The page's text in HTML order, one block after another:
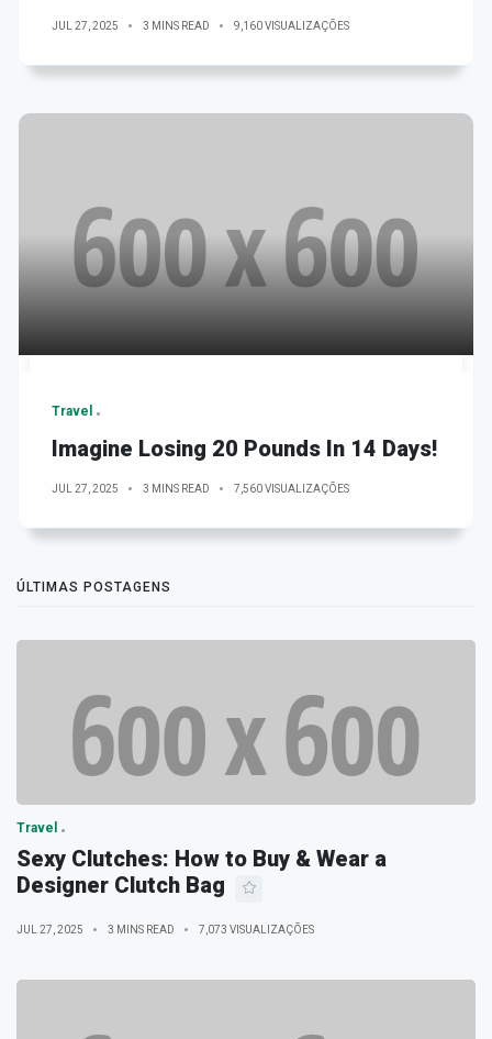
JUL 27, 2025 3 MINS READ 9,160 VISUALIZAÇÕES
Travel
Imagine Losing 20 Pounds In 14 Days!
JUL 27, 2025 3 MINS READ 7,560 VISUALIZAÇÕES
ÚLTIMAS POSTAGENS
Travel
Sexy Clutches: How to Buy & Wear a
Designer Clutch Bag
JUL 27, 2025 3 MINS READ 7,073 VISUALIZAÇÕES